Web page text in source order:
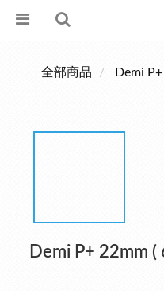
全部商品 Demi
Demi P+ 22mm (